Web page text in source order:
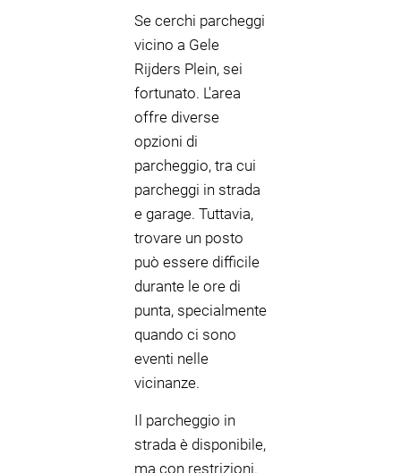
Se cerchi parcheggi
vicino a Gele
Rijders Plein, sei
fortunato. L'area
offre diverse
opzioni di
parcheggio, tra cui
parcheggi in strada
e garage. Tuttavia,
trovare un posto
può essere difficile
durante le ore di
punta, specialmente
quando ci sono
eventi nelle
vicinanze.
Il parcheggio in
strada è disponibile,
ma con restrizioni.